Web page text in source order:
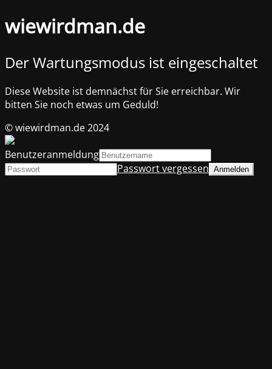
wiewirdman.de
Der Wartungsmodus ist eingeschaltet
Diese Website ist demnächst für Sie erreichbar. Wir
bitten Sie noch etwas um Geduld!
© wiewirdman.de 2024
Benutzeranmeldung
Passwort vergessen